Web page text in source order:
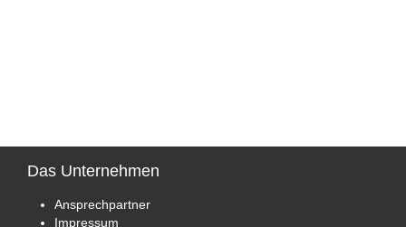
Das Unternehmen
Ansprechpartner
Impressum